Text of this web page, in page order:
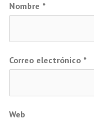
Nombre *
Correo electrónico *
Web